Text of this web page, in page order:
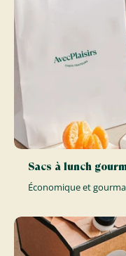
Sacs à lunch
Économique et